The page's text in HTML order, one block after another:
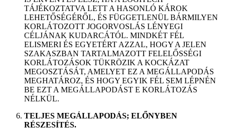
TÁJÉKOZTATVA LETT A HASONLÓ KÁROK
LEHETŐSÉGÉRŐL, ÉS FÜGGETLENÜL BÁRMILYEN
KORLÁTOZOTT JOGORVOSLÁS LÉNYEGI
CÉLJÁNAK KUDARCÁTÓL. MINDKÉT FÉL
ELISMERI ÉS EGYETÉRT AZZAL, HOGY A JELEN
SZAKASZBAN TARTALMAZOTT FELELŐSSÉGI
KORLÁTOZÁSOK TÜKRÖZIK A KOCKÁZAT
MEGOSZTÁSÁT, AMELYET EZ A MEGÁLLAPODÁS
MEGHATÁROZ, ÉS HOGY EGYIK FÉL SEM LÉPNÉN
BE EZT A MEGÁLLAPODÁST E KORLÁTOZÁS
NÉLKÜL.
TELJES MEGÁLLAPODÁS; ELŐNYBEN
RÉSZESÍTÉS.